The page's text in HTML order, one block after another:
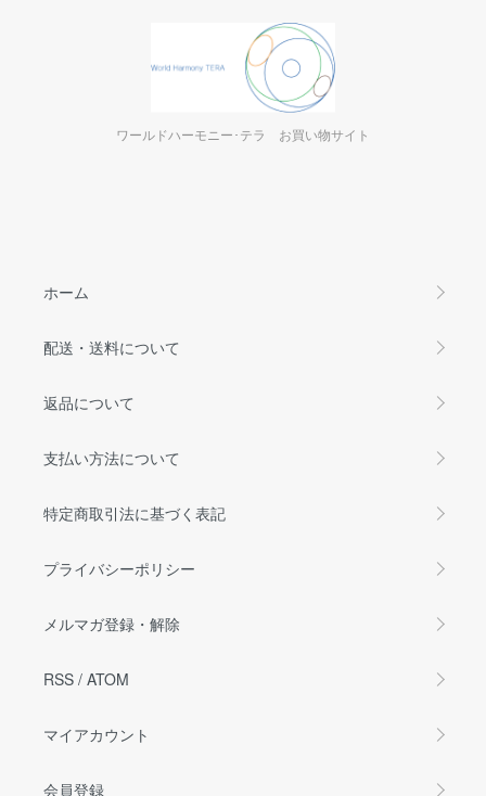
ワールドハーモニー･テラ お買い物サイト
ホーム
配送・送料について
返品について
支払い方法について
特定商取引法に基づく表記
プライバシーポリシー
メルマガ登録・解除
RSS / ATOM
マイアカウント
会員登録